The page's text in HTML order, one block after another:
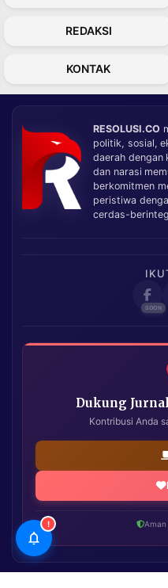
REDAKSI
KONTAK
RESOLUSI.CO
politik, sosial,
daerah dengan
dan narasi
berkomitmen
peristiwa
cerdas-
Dukung
Kontribusi Anda
Aman
!